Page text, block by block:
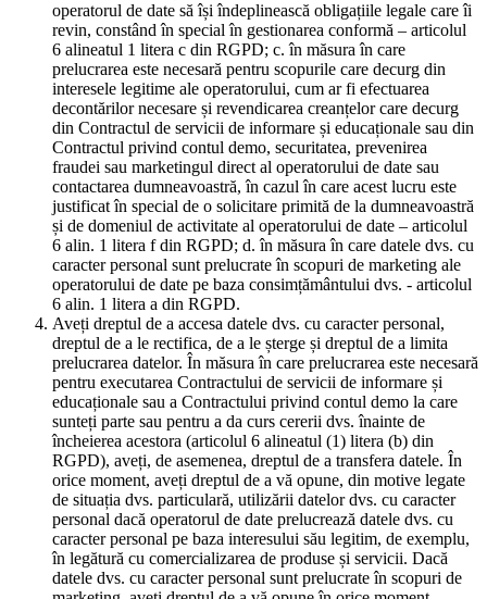
operatorul de date să își îndeplinească obligațiile legale care îi
revin, constând în special în gestionarea conformă – articolul
6 alineatul 1 litera c din RGPD; c. în măsura în care
prelucrarea este necesară pentru scopurile care decurg din
interesele legitime ale operatorului, cum ar fi efectuarea
decontărilor necesare și revendicarea creanțelor care decurg
din Contractul de servicii de informare și educaționale sau din
Contractul privind contul demo, securitatea, prevenirea
fraudei sau marketingul direct al operatorului de date sau
contactarea dumneavoastră, în cazul în care acest lucru este
justificat în special de o solicitare primită de la dumneavoastră
și de domeniul de activitate al operatorului de date – articolul
6 alin. 1 litera f din RGPD; d. în măsura în care datele dvs. cu
caracter personal sunt prelucrate în scopuri de marketing ale
operatorului de date pe baza consimțământului dvs. - articolul
6 alin. 1 litera a din RGPD.
Aveți dreptul de a accesa datele dvs. cu caracter personal,
dreptul de a le rectifica, de a le șterge și dreptul de a limita
prelucrarea datelor. În măsura în care prelucrarea este necesară
pentru executarea Contractului de servicii de informare și
educaționale sau a Contractului privind contul demo la care
sunteți parte sau pentru a da curs cererii dvs. înainte de
încheierea acestora (articolul 6 alineatul (1) litera (b) din
RGPD), aveți, de asemenea, dreptul de a transfera datele. În
orice moment, aveți dreptul de a vă opune, din motive legate
de situația dvs. particulară, utilizării datelor dvs. cu caracter
personal dacă operatorul de date prelucrează datele dvs. cu
caracter personal pe baza interesului său legitim, de exemplu,
în legătură cu comercializarea de produse și servicii. Dacă
datele dvs. cu caracter personal sunt prelucrate în scopuri de